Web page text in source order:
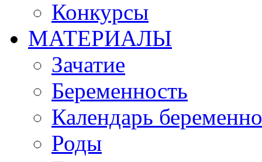
Конкурсы
МАТЕРИАЛЫ
Зачатие
Беременность
Календарь
Роды